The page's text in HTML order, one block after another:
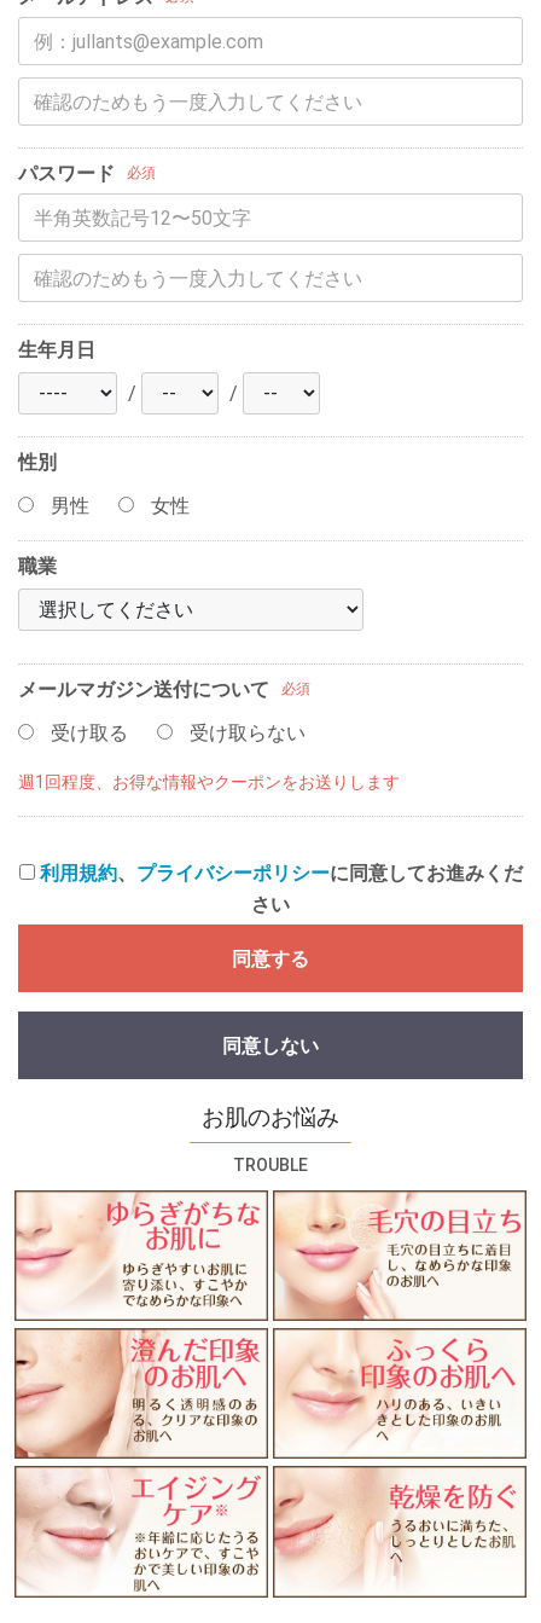
パスワード 必須
生年月日
/
/
性別
男性
女性
職業
メールマガジン送付について 必須
受け取る 受け取らない
週1回程度、お得な情報やクーポンをお送りします
利用規約、 プライバシーポリシーに同意してお進みくだ
さい
同意する
同意しない
お肌のお悩み
TROUBLE